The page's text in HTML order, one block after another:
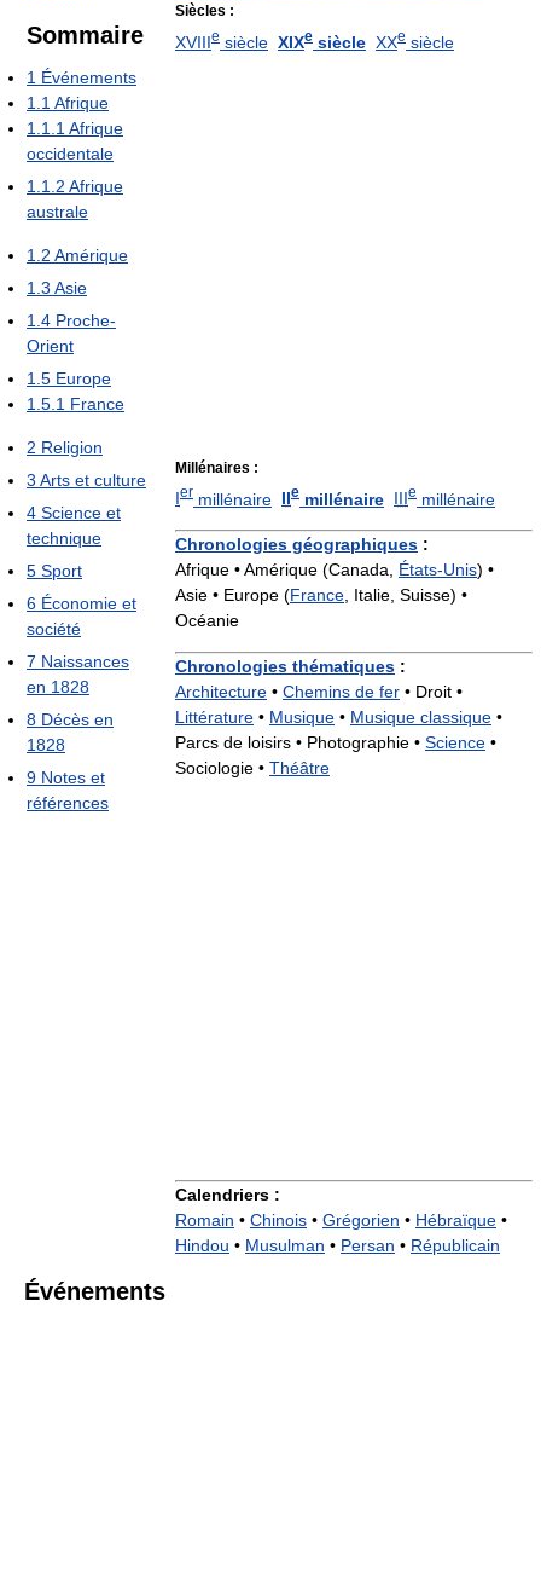
Siècles :
XVIIIe siècle XIXe siècle XXe siècle
Millénaires :
Ier millénaire IIe millénaire IIIe millénaire
Chronologies géographiques :
Afrique • Amérique (Canada, États-Unis) •
Asie • Europe (France, Italie, Suisse) •
Océanie
Chronologies thématiques :
Architecture • Chemins de fer • Droit •
Littérature • Musique • Musique classique •
Parcs de loisirs • Photographie • Science •
Sociologie • Théâtre
Calendriers :
Romain • Chinois • Grégorien • Hébraïque •
Hindou • Musulman • Persan • Républicain
Sommaire
1 Événements
1.1 Afrique
1.1.1 Afrique
occidentale
1.1.2 Afrique
australe
1.2 Amérique
1.3 Asie
1.4 Proche-
Orient
1.5 Europe
1.5.1 France
2 Religion
3 Arts et culture
4 Science et
technique
5 Sport
6 Économie et
société
7 Naissances
en 1828
8 Décès en
1828
9 Notes et
références
Événements